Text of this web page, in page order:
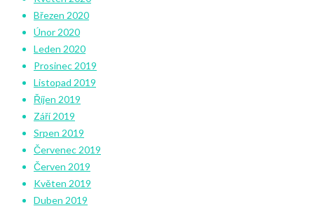
Březen 2020
Únor 2020
Leden 2020
Prosinec 2019
Listopad 2019
Říjen 2019
Září 2019
Srpen 2019
Červenec 2019
Červen 2019
Květen 2019
Duben 2019